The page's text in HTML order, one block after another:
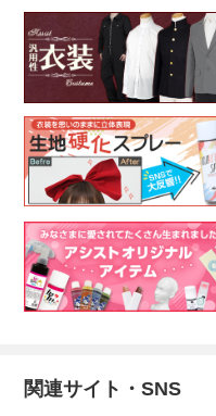
関連サイト・SNS